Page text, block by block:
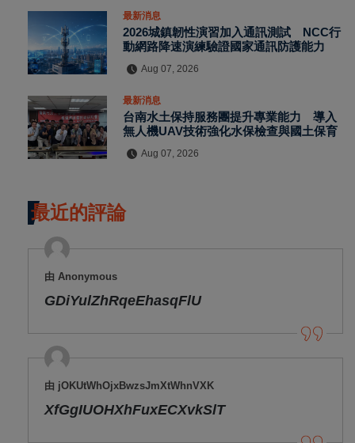
最新消息
2026城鎮韌性演習加入通訊測試 NCC行
動網路降速演練驗證國家通訊防護能力
Aug 07, 2026
最新消息
台南水土保持服務團提升專業能力 導入
無人機UAV技術強化水保檢查與國土保育
Aug 07, 2026
最近的評論
由 Anonymous
GDiYulZhRqeEhasqFlU
由 jOKUtWhOjxBwzsJmXtWhnVXK
XfGgIUOHXhFuxECXvkSlT